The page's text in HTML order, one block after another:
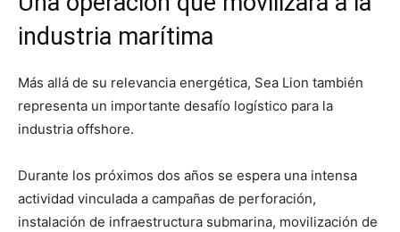
industria marítima
Más allá de su relevancia energética, Sea Lion también
representa un importante desafío logístico para la
industria offshore.
Durante los próximos dos años se espera una intensa
actividad vinculada a campañas de perforación,
instalación de infraestructura submarina, movilización de